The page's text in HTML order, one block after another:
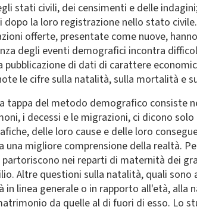
stati civili, dei censimenti e delle
la loro registrazione nello stato
offerte, presentate come nuove,
degli eventi demografici incontra
di dati di carattere
le cifre sulla natalità, sulla mortalità e
tappa del metodo demografico consiste
i decessi e le migrazioni, ci dicono
delle loro cause e delle loro
migliore comprensione della realtà.
nei reparti di maternità dei
Altre questioni sulla natalità, quali sono
linea generale o in rapporto all'età, alla
da quelle al di fuori di esso. Lo